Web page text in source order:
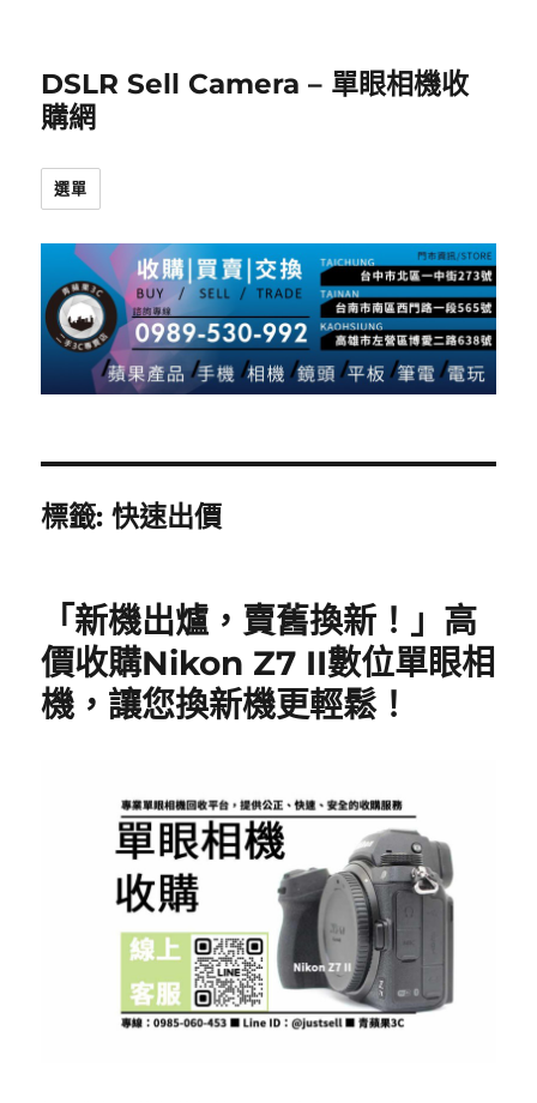
DSLR Sell Camera – 單眼相機收
購網
選單
標籤:快速出價
「新機出爐，賣舊換新！」高
價收購Nikon Z7 II數位單眼相
機，讓您換新機更輕鬆！